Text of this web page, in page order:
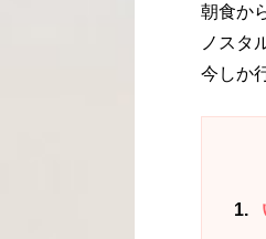
朝食か
ノスタ
今しか
1